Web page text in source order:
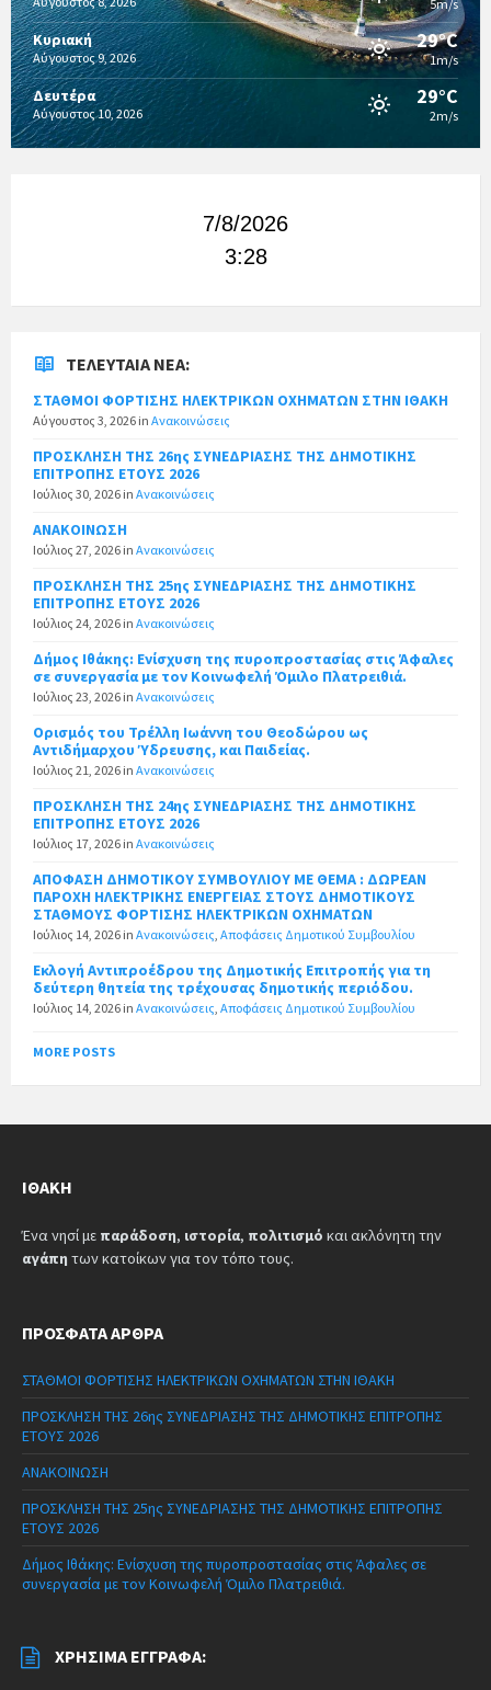
5m/s
Κυριακή
Αύγουστος 9, 2026
29°C
1m/s
Δευτέρα
Αύγουστος 10, 2026
29°C
2m/s
7/8/2026
3:28
ΤΕΛΕΥΤΑΊΑ ΝΈΑ:
ΣΤΑΘΜΟΙ ΦΟΡΤΙΣΗΣ ΗΛΕΚΤΡΙΚΩΝ ΟΧΗΜΑΤΩΝ ΣΤΗΝ ΙΘΑΚΗ
Αύγουστος 3, 2026 in Ανακοινώσεις
ΠΡΟΣΚΛΗΣΗ ΤΗΣ 26ης ΣΥΝΕΔΡΙΑΣΗΣ ΤΗΣ ΔΗΜΟΤΙΚΗΣ
ΕΠΙΤΡΟΠΗΣ ΕΤΟΥΣ 2026
Ιούλιος 30, 2026 in Ανακοινώσεις
ΑΝΑΚΟΙΝΩΣΗ
Ιούλιος 27, 2026 in Ανακοινώσεις
ΠΡΟΣΚΛΗΣΗ ΤΗΣ 25ης ΣΥΝΕΔΡΙΑΣΗΣ ΤΗΣ ΔΗΜΟΤΙΚΗΣ
ΕΠΙΤΡΟΠΗΣ ΕΤΟΥΣ 2026
Ιούλιος 24, 2026 in Ανακοινώσεις
Δήμος Ιθάκης: Ενίσχυση της πυροπροστασίας στις Άφαλες
σε συνεργασία με τον Κοινωφελή Όμιλο Πλατρειθιά.
Ιούλιος 23, 2026 in Ανακοινώσεις
Ορισμός του Τρέλλη Ιωάννη του Θεοδώρου ως
Αντιδήμαρχου Ύδρευσης, και Παιδείας.
Ιούλιος 21, 2026 in Ανακοινώσεις
ΠΡΟΣΚΛΗΣΗ ΤΗΣ 24ης ΣΥΝΕΔΡΙΑΣΗΣ ΤΗΣ ΔΗΜΟΤΙΚΗΣ
ΕΠΙΤΡΟΠΗΣ ΕΤΟΥΣ 2026
Ιούλιος 17, 2026 in Ανακοινώσεις
ΑΠΟΦΑΣΗ ΔΗΜΟΤΙΚΟΥ ΣΥΜΒΟΥΛΙΟΥ ΜΕ ΘΕΜΑ : ΔΩΡΕΑΝ
ΠΑΡΟΧΗ ΗΛΕΚΤΡΙΚΗΣ ΕΝΕΡΓΕΙΑΣ ΣΤΟΥΣ ΔΗΜΟΤΙΚΟΥΣ
ΣΤΑΘΜΟΥΣ ΦΟΡΤΙΣΗΣ ΗΛΕΚΤΡΙΚΩΝ ΟΧΗΜΑΤΩΝ
Ιούλιος 14, 2026 in Ανακοινώσεις Αποφάσεις Δημοτικού Συμβουλίου
Εκλογή Αντιπροέδρου της Δημοτικής Επιτροπής για τη
δεύτερη θητεία της τρέχουσας δημοτικής περιόδου.
Ιούλιος 14, 2026 in Ανακοινώσεις Αποφάσεις Δημοτικού Συμβουλίου
MORE POSTS
ΙΘΆΚΗ
Ένα νησί με παράδοση, ιστορία, πολιτισμό και ακλόνητη την
αγάπη των κατοίκων για τον τόπο τους.
ΠΡΌΣΦΑΤΑ ΆΡΘΡΑ
ΣΤΑΘΜΟΙ ΦΟΡΤΙΣΗΣ ΗΛΕΚΤΡΙΚΩΝ ΟΧΗΜΑΤΩΝ ΣΤΗΝ ΙΘΑΚΗ
ΠΡΟΣΚΛΗΣΗ ΤΗΣ 26ης ΣΥΝΕΔΡΙΑΣΗΣ ΤΗΣ ΔΗΜΟΤΙΚΗΣ ΕΠΙΤΡΟΠΗΣ
ΕΤΟΥΣ 2026
ΑΝΑΚΟΙΝΩΣΗ
ΠΡΟΣΚΛΗΣΗ ΤΗΣ 25ης ΣΥΝΕΔΡΙΑΣΗΣ ΤΗΣ ΔΗΜΟΤΙΚΗΣ ΕΠΙΤΡΟΠΗΣ
ΕΤΟΥΣ 2026
Δήμος Ιθάκης: Ενίσχυση της πυροπροστασίας στις Άφαλες σε
συνεργασία με τον Κοινωφελή Όμιλο Πλατρειθιά.
ΧΡΉΣΙΜΑ ΈΓΓΡΑΦΑ: